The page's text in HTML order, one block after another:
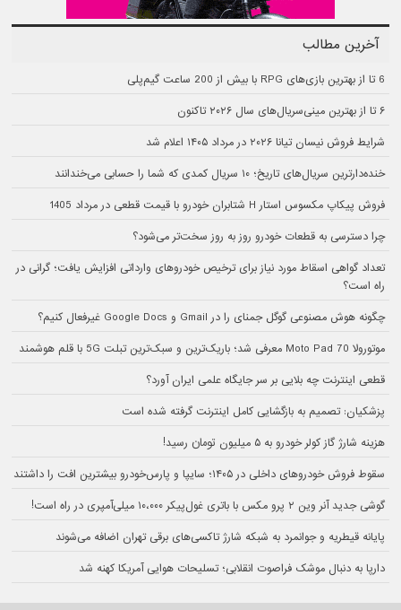
آخرین مطالب
6 تا از بهترین بازی‌های RPG با بیش از 200 ساعت گیم‌پلی
۶ تا از بهترین مینی‌سریال‌های سال ۲۰۲۶ تاکنون
شرایط فروش نیسان تیانا ۲۰۲۶ در مرداد ۱۴۰۵ اعلام شد
خنده‌دارترین سریال‌های تاریخ؛ ۱۰ سریال کمدی که شما را حسابی می‌خندانند
فروش پیکاپ مکسوس استار H شتابران خودرو با قیمت قطعی در مرداد 1405
چرا دسترسی به قطعات خودرو روز به روز سخت‌تر می‌شود؟
تعداد گواهی اسقاط مورد نیاز برای ترخیص خودروهای وارداتی افزایش یافت؛ گرانی در
راه است؟
چگونه هوش مصنوعی گوگل جمنای را در Gmail و Google Docs غیرفعال کنیم؟
موتورولا Moto Pad 70 معرفی شد؛ باریک‌ترین و سبک‌ترین تبلت 5G با قلم هوشمند
قطعی اینترنت چه بلایی بر سر جایگاه علمی ایران آورد؟
پزشکیان: تصمیم به بازگشایی کامل اینترنت گرفته شده است
هزینه شارژ گاز کولر خودرو به ۵ میلیون تومان رسید!
سقوط فروش خودروهای داخلی در ۱۴۰۵؛ سایپا و پارس‌خودرو بیشترین افت را داشتند
گوشی جدید آنر وین ۲ پرو مکس با باتری غول‌پیکر ۱۰،۰۰۰ میلی‌آمپری در راه است!
پایانه قیطریه و جوانمرد به شبکه شارژ تاکسی‌های برقی تهران اضافه می‌شوند
دارپا به دنبال موشک فراصوت انقلابی؛ تسلیحات هوایی آمریکا کهنه شد